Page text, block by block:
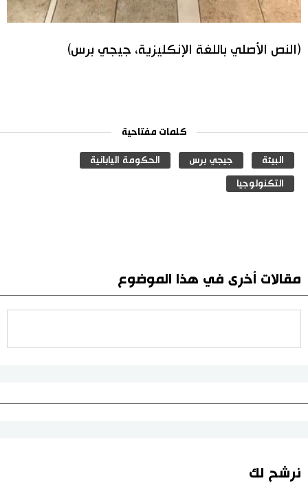
(النص الأصلي باللغة الإنكليزية، جيجي برس)
كلمات مفتاحية
البيئة جيجي برس الحكومة اليابانية
التكنولوجيا
مقالات أخرى في هذا الموضوع
نرشح لك